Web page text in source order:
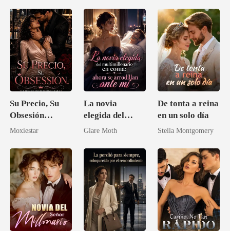
Su Precio, Su
Obsesión
(Romance
multimillonario
/ Romance
oscuro)
Moxiestar
La novia
elegida del
multimillonario
se arrodillan
ante mí
Glare Moth
De tonta a reina
en un solo día
Stella Montgomery